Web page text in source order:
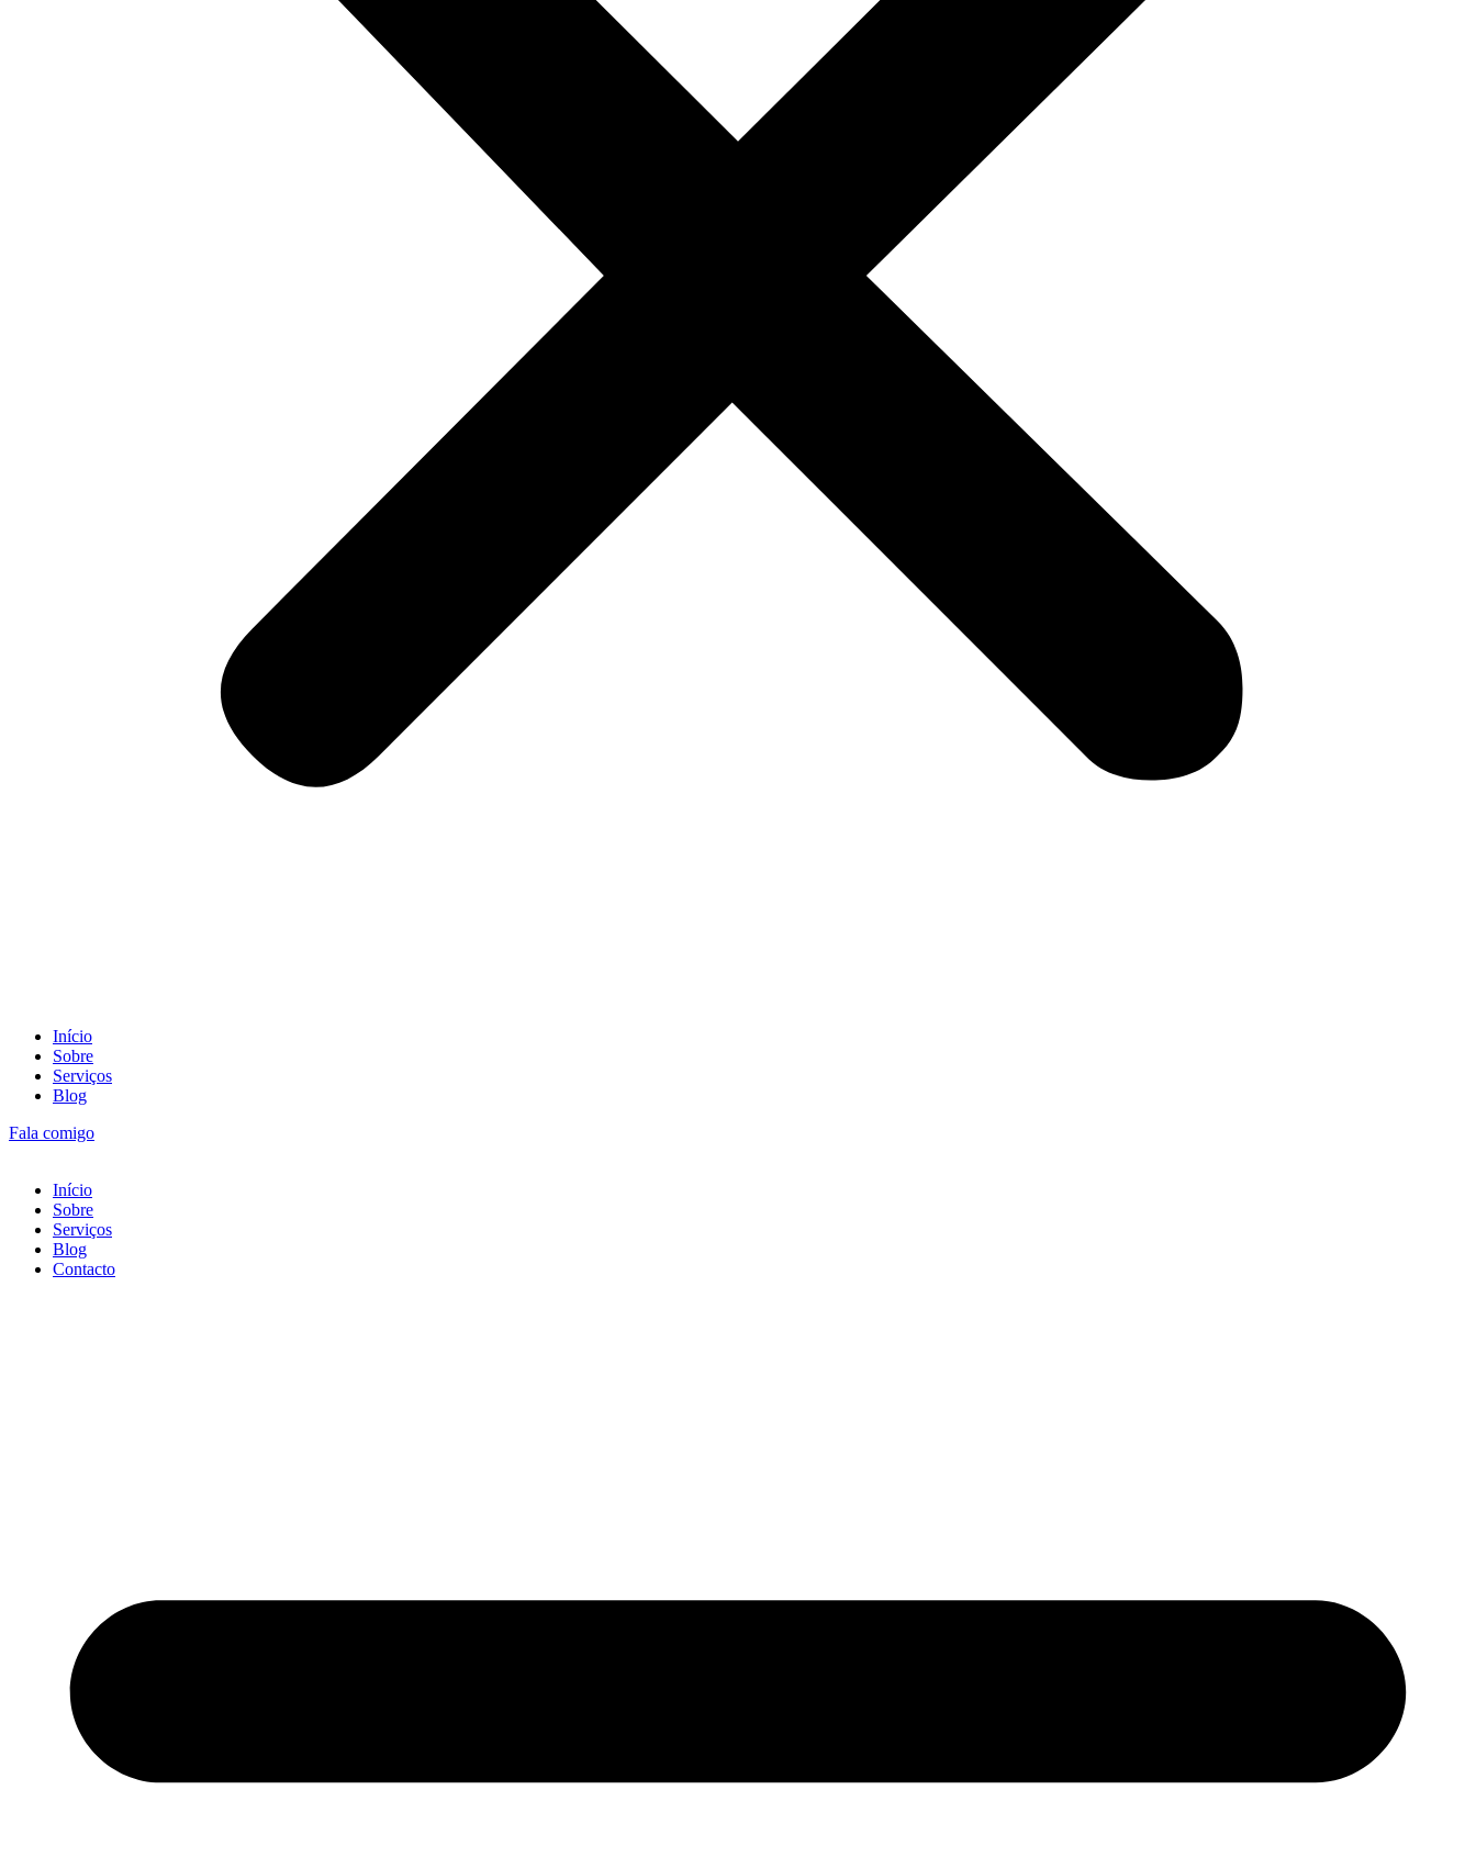
Início
Sobre
Serviços
Blog
Fala comigo
Início
Sobre
Serviços
Blog
Contacto